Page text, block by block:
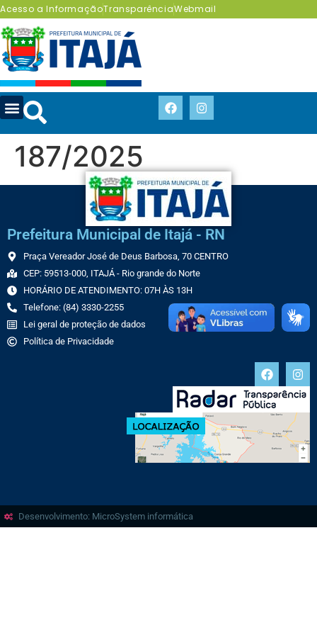
Acesso a InformaçãoTransparênciaWebmail
187/2025
Prefeitura Municipal de Itajá - RN
Praça Vereador José de Deus Barbosa, 70 CENTRO
CEP: 59513-000, ITAJÁ - Rio grande do Norte
HORÁRIO DE ATENDIMENTO: 07H ÀS 13H
Telefone: (84) 3330-2255
Lei geral de proteção de dados
Política de Privacidade
Desenvolvimento: MicroSystem informática